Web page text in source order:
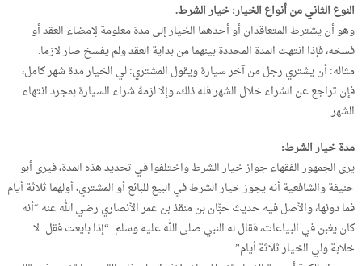
النوع الثاني من أنواع الخيار: خيار الشرط.
وهو أن يشترط المتعاقدان أو أحدهما الخيار إلى مدة معلومة لإمضاء العقد أو
فسخه، فإذا انتهت المدة المحددة بينهما من بداية العقد ولم يفسخ صار لازما.
مثاله: أن يشتري رجل من آخر سيارة ويقول المشتري: لي الخيار مدة شهر كامل،
فإن تراجع عن الشراء خلال الشهر فله ذلك، وإلا لزمهُ شراء السيارة بمجرد انتهاء
الشهر .
مدة خيار الشرط:
يرى الجمهور الفقهاء جواز خيار الشرط واختلفوا في تحديد هذه المدة، فيرى أبو
حنيفة والشافعية أنه يجوز خيار الشرط في البيع للبائع أو المشتري، أولهما ثلاثة أيام
فما دونها، والأصل فيه حديث حبّّان بن منقذ بن عمر الأنصاري رضي الله عنه “أنه
كان يغبن في البياعات، فقال له النبي صلى الله عليه وسلم: “إذا بايعت فقل: لا
خلابة ولي الخيار ثلاثة أيام” .